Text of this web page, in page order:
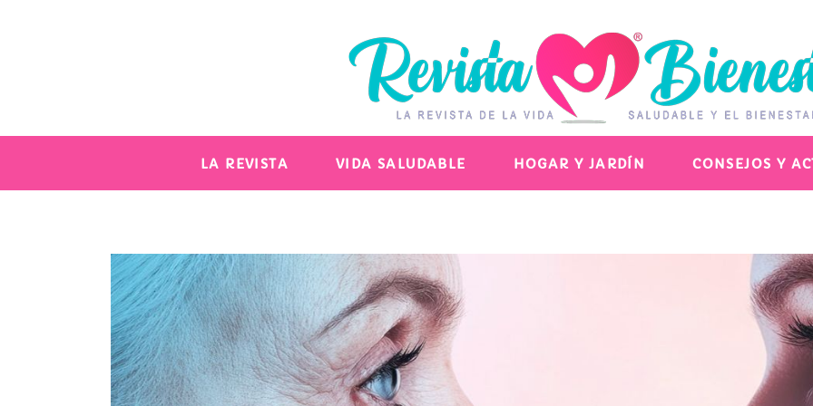
LA REVISTA VIDA SALUDABLE HOGAR Y JARDÍN CONSEJOS Y